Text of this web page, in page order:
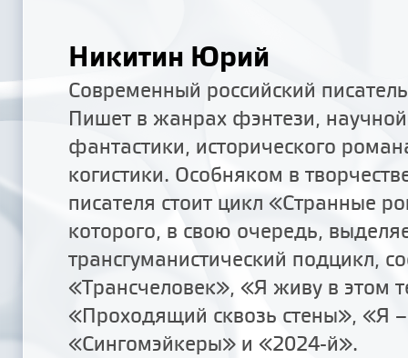
Никитин Юрий
Современный российский
Пишет в жанрах фэнтези, научной
фантастики, исторического
когистики. Особняком в
писателя стоит цикл «Странные
которого, в свою очередь,
трансгуманистический подцикл,
«Трансчеловек», «Я живу в этом
«Проходящий сквозь стены», «Я
«Сингомэйкеры» и «2024-й».